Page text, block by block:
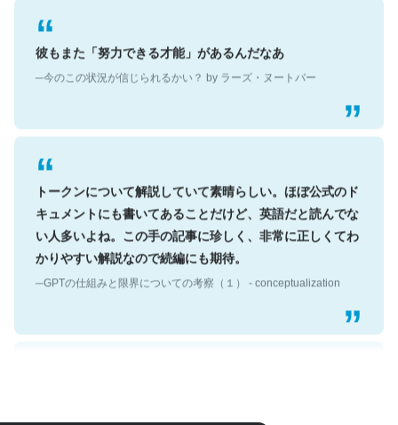
彼もまた「努力できる才能」があるんだなあ
─今のこの状況が信じられるかい？ by ラーズ・ヌートバー
トークンについて解説していて素晴らしい。ほぼ公式のド
キュメントにも書いてあることだけど、英語だと読んでな
い人多いよね。この手の記事に珍しく、非常に正しくてわ
かりやすい解説なので続編にも期待。
─GPTの仕組みと限界についての考察（１） - conceptualization